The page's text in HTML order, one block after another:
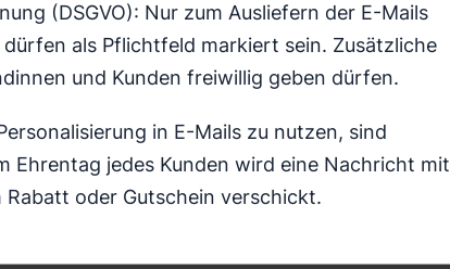
(DSGVO): Nur zum Ausliefern der E-Mails
als Pflichtfeld markiert sein. Zusätzliche
und Kunden freiwillig geben dürfen.
in E-Mails zu nutzen, sind
Ehrentag jedes Kunden wird eine Nachricht mit
Rabatt oder Gutschein verschickt.